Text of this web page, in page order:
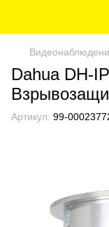
Dahua DH-
Артикул: 99-